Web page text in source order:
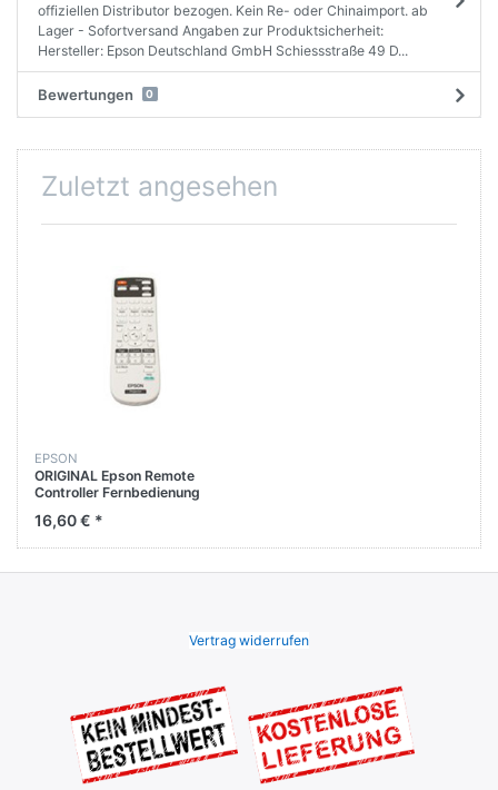
offiziellen Distributor bezogen. Kein Re- oder Chinaimport. ab
Lager - Sofortversand Angaben zur Produktsicherheit:
Hersteller: Epson Deutschland GmbH Schiessstraße 49 D...
Bewertungen 0
Zuletzt angesehen
EPSON
ORIGINAL Epson Remote
Controller Fernbedienung
16,60 € *
Vertrag widerrufen